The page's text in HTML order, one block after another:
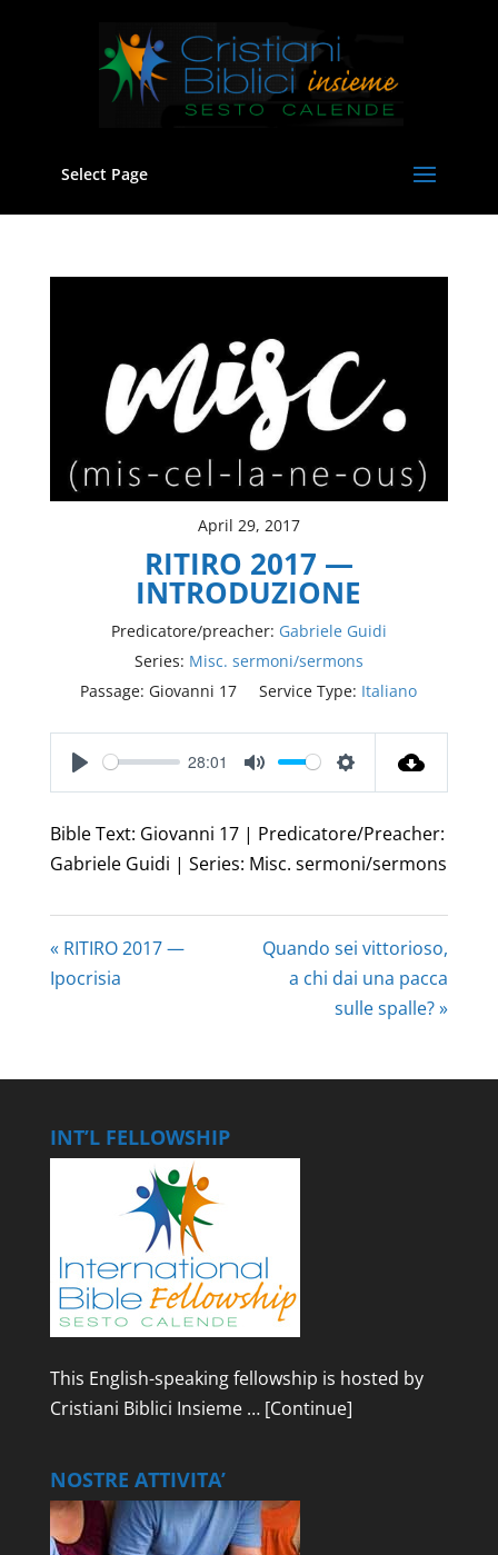
Select Page
April 29, 2017
RITIRO 2017 —
INTRODUZIONE
Predicatore/preacher: Gabriele Guidi
Series: Misc. sermoni/sermons
Passage: Giovanni 17 Service Type: Italiano
Play
28:01
Mute Settings
Bible Text: Giovanni 17 | Predicatore/Preacher:
Gabriele Guidi | Series: Misc. sermoni/sermons
« RITIRO 2017 —
Ipocrisia
Quando sei vittorioso,
a chi dai una pacca
sulle spalle? »
INT’L FELLOWSHIP
This English-speaking fellowship is hosted by
Cristiani Biblici Insieme … [Continue]
NOSTRE ATTIVITA’